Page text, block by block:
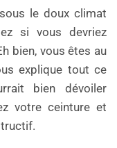
le doux climat
si vous devriez
bien, vous êtes au
explique tout ce
bien dévoiler
votre ceinture et